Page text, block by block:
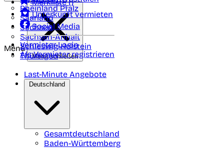
Rheinland Pfalz
Saarland
Sachsen
Sachsen-Anhalt
Schleswig-Holstein
Thüringen
Merkliste ()
Unterkunft vermieten
Social Media
Vermieter-Login
Als Vermieter registrieren
Menü
Menü schließen
Last-Minute Angebote
Deutschland
Gesamtdeutschland
Baden-Württemberg